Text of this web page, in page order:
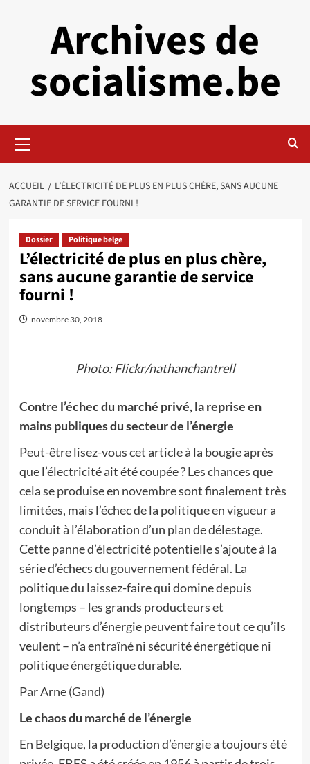
Archives de
socialisme.be
principal
ACCUEIL
L’ÉLECTRICITÉ DE PLUS EN PLUS CHÈRE, SANS AUCUNE
GARANTIE DE SERVICE FOURNI !
Dossier Politique belge
L’électricité de plus en plus chère,
sans aucune garantie de service
fourni !
novembre 30, 2018
Photo: Flickr/nathanchantrell
Contre l’échec du marché privé, la reprise en
mains publiques du secteur de l’énergie
Peut-être lisez-vous cet article à la bougie après
que l’électricité ait été coupée ? Les chances que
cela se produise en novembre sont finalement très
limitées, mais l’échec de la politique en vigueur a
conduit à l’élaboration d’un plan de délestage.
Cette panne d’électricité potentielle s’ajoute à la
série d’échecs du gouvernement fédéral. La
politique du laissez-faire qui domine depuis
longtemps – les grands producteurs et
distributeurs d’énergie peuvent faire tout ce qu’ils
veulent – n’a entraîné ni sécurité énergétique ni
politique énergétique durable.
Par Arne (Gand)
Le chaos du marché de l’énergie
En Belgique, la production d’énergie a toujours été